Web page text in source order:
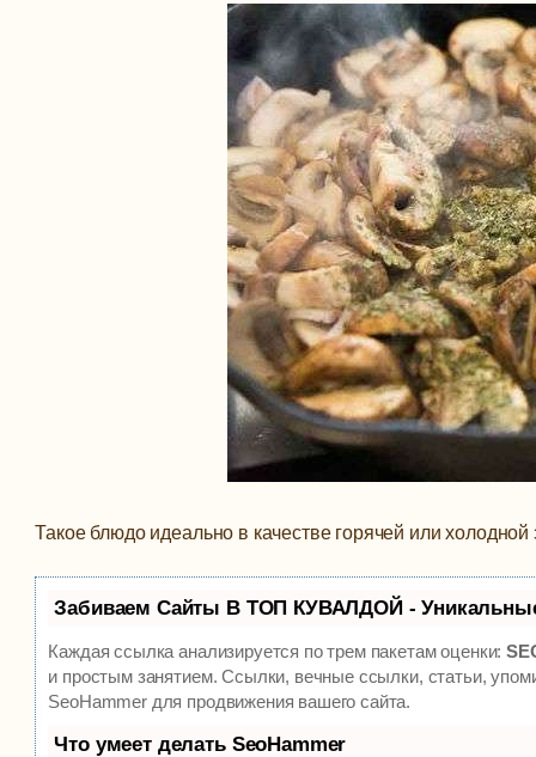
Такое блюдо идеально в качестве горячей или
Забиваем Сайты В ТОП КУВАЛДОЙ -
Каждая ссылка анализируется по трем пакетам оценки:
и простым занятием. Ссылки, вечные ссылки, статьи,
SeoHammer для продвижения вашего сайта.
Что умеет делать SeoHammer